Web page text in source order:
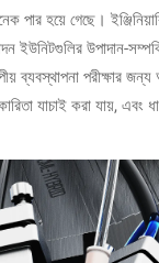
হয়ে গেছে।
ইউনিটগুলির উপাদান-
ব্যবস্থাপনা
যাচাই করা যায়, এবং